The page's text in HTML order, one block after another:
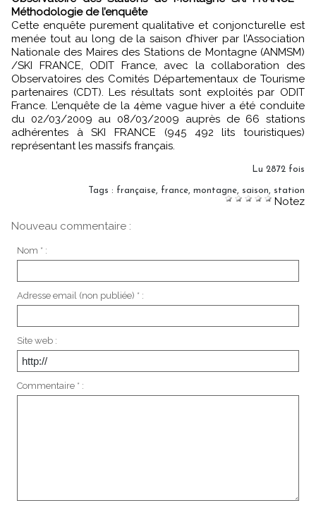
Méthodologie de l’enquête
Cette enquête purement qualitative et conjoncturelle est
menée tout au long de la saison d’hiver par l’Association
Nationale des Maires des Stations de Montagne (ANMSM)
/SKI FRANCE, ODIT France, avec la collaboration des
Observatoires des Comités Départementaux de Tourisme
partenaires (CDT). Les résultats sont exploités par ODIT
France. L’enquête de la 4ème vague hiver a été conduite
du 02/03/2009 au 08/03/2009 auprès de 66 stations
adhérentes à SKI FRANCE (945 492 lits touristiques)
représentant les massifs français.
Lu 2872 fois
Tags : française france montagne saison station
Notez
Nouveau commentaire :
Nom * :
Adresse email (non publiée) * :
Site web :
Commentaire * :